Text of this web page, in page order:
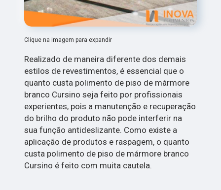
Clique na imagem para expandir
Realizado de maneira diferente dos demais
estilos de revestimentos, é essencial que o
quanto custa polimento de piso de mármore
branco Cursino seja feito por profissionais
experientes, pois a manutenção e recuperação
do brilho do produto não pode interferir na
sua função antideslizante. Como existe a
aplicação de produtos e raspagem, o quanto
custa polimento de piso de mármore branco
Cursino é feito com muita cautela.